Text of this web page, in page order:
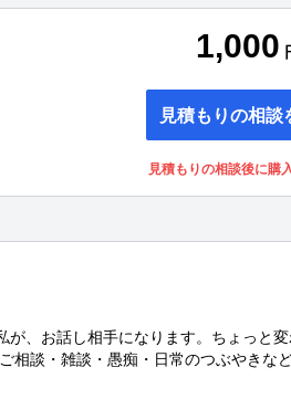
1,000
見積もりの相談
見積もりの相談後に購
が、お話し相手になります。ちょっと
相談・雑談・愚痴・日常のつぶやきな